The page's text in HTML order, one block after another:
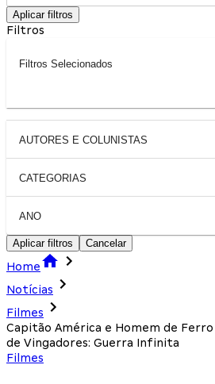
Aplicar filtros
Filtros
Filtros Selecionados
AUTORES E COLUNISTAS
CATEGORIAS
ANO
Aplicar filtros Cancelar
Home
Notícias
Filmes
Capitão América e Homem de
de Vingadores: Guerra Infinita
Filmes